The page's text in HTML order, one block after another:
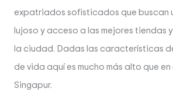
expatriados sofisticados que buscan
lujoso y acceso a las mejores tiendas
la ciudad. Dadas las características
de vida aquí es mucho más alto que
Singapur.